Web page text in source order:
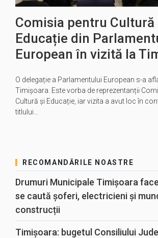
Comisia pentru Cultură
Educație din
European în vizită la
O delegație a Parlamentului European s-a
Timișoara. Este vorba de reprezentanții
Cultură și Educație, iar vizita a avut loc în
titlului…
RECOMANDĂRILE NOASTRE
Drumuri Municipale Timișoara
se caută șoferi, electricieni și
construcții
Timișoara: bugetul Consiliului